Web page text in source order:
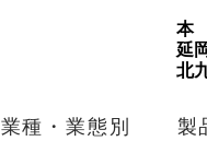
本
延
北
業種・業態別 製